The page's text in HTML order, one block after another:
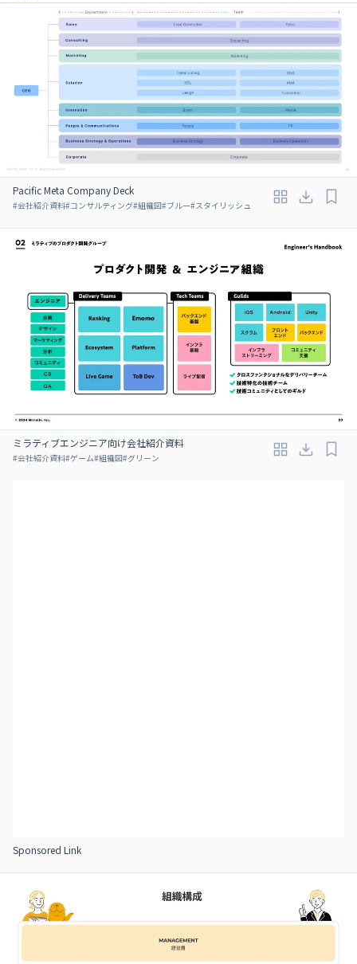
Pacific Meta Company Deck
#会社紹介資料#コンサルティング#組織図#ブルー#スタイリッシュ
ミラティブエンジニア向け会社紹介資料
#会社紹介資料#ゲーム#組織図#グリーン
Sponsored Link